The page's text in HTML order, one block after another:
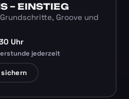
– EINSTIEG
Groove und
Uhr
jederzeit